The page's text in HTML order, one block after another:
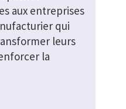
aux entreprises
qui
leurs
la